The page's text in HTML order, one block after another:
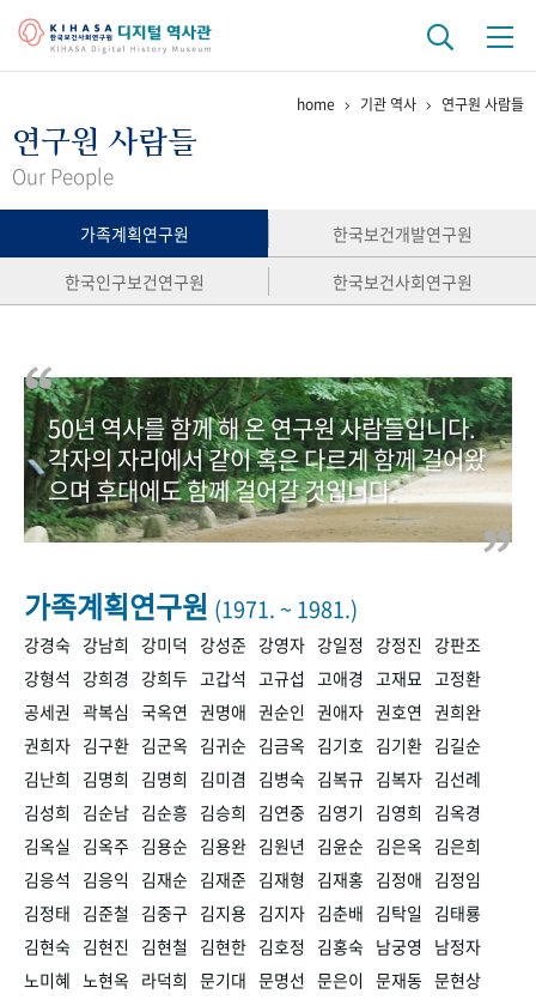
걸어온 길 기관 변천사
연구 역사
정책과 연구 키워드로 보는 연구 역사
연구자들
간행물 변천사
기록물 아카이브
사진 아카이브 문서 기록물 행정박물 영상 기록물
50+1주년 기념
+1
VR 역사관
home 기관 역사 연구원 사람들
연구원 사람들
Our People
가족계획연구원
한국보건개발연구원
한국인구보건연구원
한국보건사회연구원
50년 역사를 함께 해 온 연구원 사람들입니다.
각자의 자리에서 같이 혹은 다르게 함께 걸어왔
으며 후대에도 함께 걸어갈 것입니다.
가족계획연구원 (1971. ~ 1981.)
강경숙 강남희 강미덕 강성준 강영자 강일정 강정진
강판조
강형석
강희경 강희두 고갑석 고규섭 고애경 고재묘 고정환
공세권 곽복심 국옥연 권명애 권순인 권애자 권호연 권희완
권희자 김구환 김군옥 김귀순 김금옥 김기호 김기환 김길순
김난희
김명희 김명희 김미겸 김병숙 김복규 김복자 김선례
김성희
김순남 김순흥 김승희 김연중 김영기 김영희
김옥경
김옥실
김옥주 김용순 김용완 김원년 김윤순 김은옥 김은희
김응석
김응익 김재순 김재준 김재형 김재홍 김정애 김정임
김정태 김준철 김중구 김지용 김지자 김춘배 김탁일
김태룡
김현숙 김현진 김현철 김현한 김호정 김홍숙 남궁영
남정자
노미혜 노현옥 라덕희 문기대 문명선 문은이 문재동 문현상